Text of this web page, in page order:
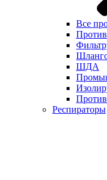
Все
ШДА
Респираторы